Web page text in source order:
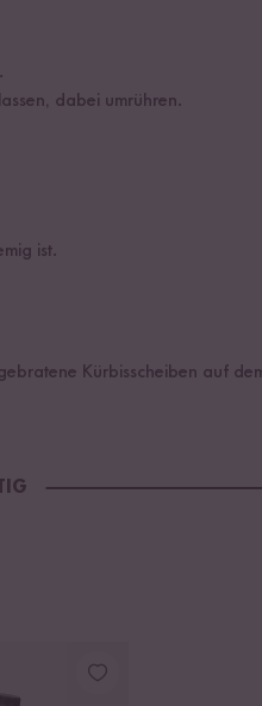
dabei umrühren.
ist.
Kürbisscheiben auf